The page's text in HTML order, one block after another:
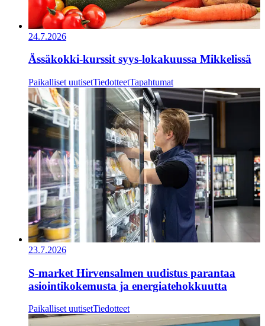
24.7.2026
Ässäkokki-kurssit syys-lokakuussa Mikkelissä
Paikalliset uutisetTiedotteetTapahtumat
23.7.2026
S-market Hirvensalmen uudistus parantaa
asiointikokemusta ja energiatehokkuutta
Paikalliset uutisetTiedotteet